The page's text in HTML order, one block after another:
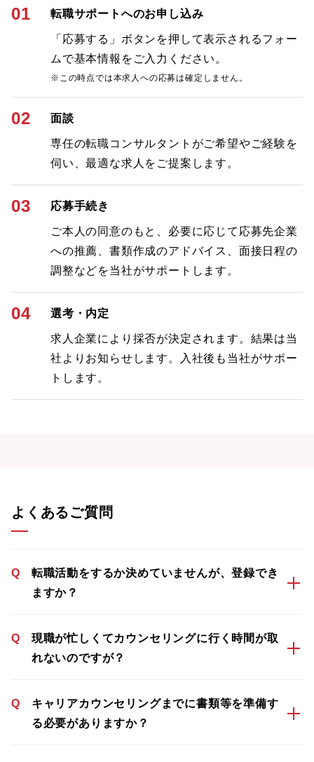
01 転職サポートへのお申し込み
「応募する」ボタンを押して表示されるフォー
ムで基本情報をご入力ください。
※この時点では本求人への応募は確定しません。
02 面談
専任の転職コンサルタントがご希望やご経験を
伺い、最適な求人をご提案します。
03 応募手続き
ご本人の同意のもと、必要に応じて応募先企業
への推薦、書類作成のアドバイス、面接日程の
調整などを当社がサポートします。
04 選考・内定
求人企業により採否が決定されます。結果は当
社よりお知らせします。入社後も当社がサポー
トします。
よくあるご質問
Q
転職活動をするか決めていませんが、登録でき
ますか？
Q
現職が忙しくてカウンセリングに行く時間が取
れないのですが？
Q
キャリアカウンセリングまでに書類等を準備す
る必要がありますか？